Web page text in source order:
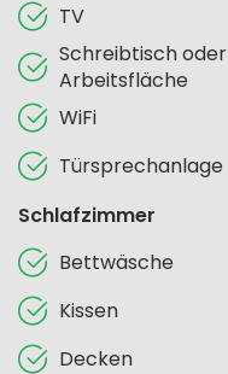
TV
Schreibtisch oder
Arbeitsfläche
WiFi
Türsprechanlage
Schlafzimmer
Bettwäsche
Kissen
Decken